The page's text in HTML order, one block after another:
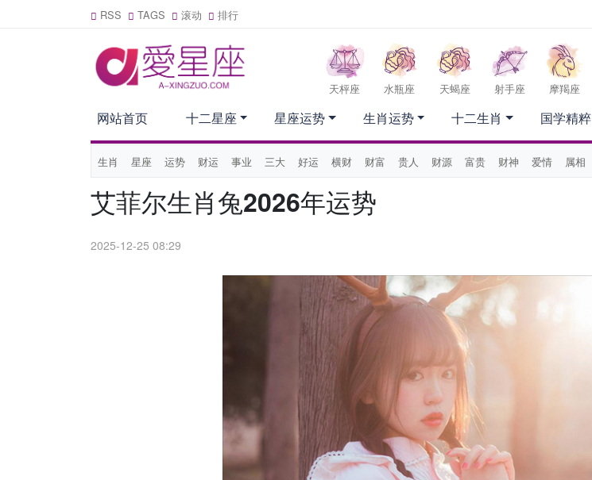
RSS TAGS 滚动 排行
天枰座 水瓶座 天蝎座 射手座 摩羯座
网站首页
生肖 星座 运势 财运 事业 三大 好运 横财 财富 贵人 财源 富贵 财神 爱情 属相
十二星座 星座运势 生肖运势 十二生肖 国学精粹
艾菲尔生肖兔2026年运势
2025-12-25 08:29